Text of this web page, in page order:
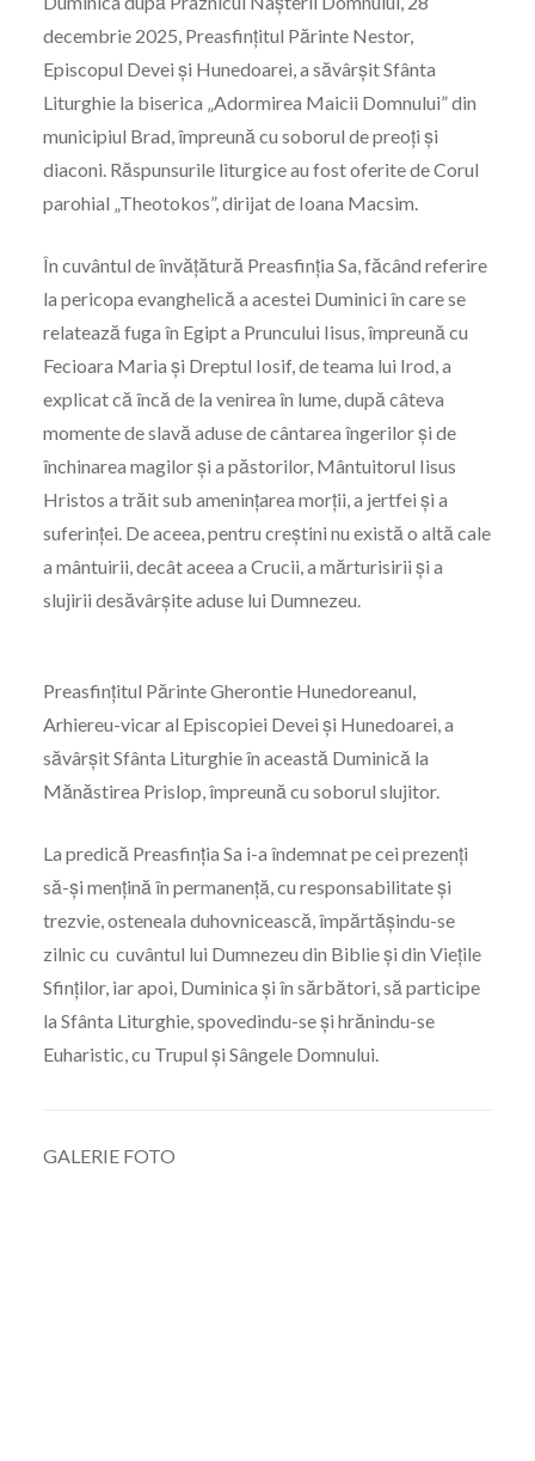
decembrie 2025, Preasfințitul Părinte Nestor,
Episcopul Devei și Hunedoarei, a săvârșit Sfânta
Liturghie la biserica „Adormirea Maicii Domnului” din
municipiul Brad, împreună cu soborul de preoți și
diaconi. Răspunsurile liturgice au fost oferite de Corul
parohial „Theotokos”, dirijat de Ioana Macsim.
În cuvântul de învățătură Preasfinția Sa, făcând referire
la pericopa evanghelică a acestei Duminici în care se
relatează fuga în Egipt a Pruncului Iisus, împreună cu
Fecioara Maria și Dreptul Iosif, de teama lui Irod, a
explicat că încă de la venirea în lume, după câteva
momente de slavă aduse de cântarea îngerilor și de
închinarea magilor și a păstorilor, Mântuitorul Iisus
Hristos a trăit sub amenințarea morții, a jertfei și a
suferinței. De aceea, pentru creștini nu există o altă cale
a mântuirii, decât aceea a Crucii, a mărturisirii și a
slujirii desăvârșite aduse lui Dumnezeu.
Preasfințitul Părinte Gherontie Hunedoreanul,
Arhiereu-vicar al Episcopiei Devei și Hunedoarei, a
săvârșit Sfânta Liturghie în această Duminică la
Mănăstirea Prislop, împreună cu soborul slujitor.
La predică Preasfinția Sa i-a îndemnat pe cei prezenți
să-și mențină în permanență, cu responsabilitate și
trezvie, osteneala duhovnicească, împărtășindu-se
zilnic cu cuvântul lui Dumnezeu din Biblie și din Viețile
Sfinților, iar apoi, Duminica și în sărbători, să participe
la Sfânta Liturghie, spovedindu-se și hrănindu-se
Euharistic, cu Trupul și Sângele Domnului.
GALERIE FOTO